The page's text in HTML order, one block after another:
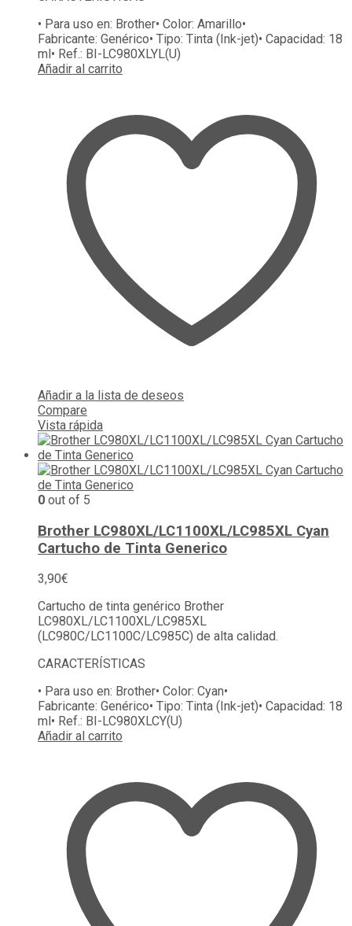
• Para uso en: Brother• Color: Amarillo•
Fabricante: Genérico• Tipo: Tinta (Ink-jet)• Capacidad: 18
ml• Ref.: BI-LC980XLYL(U)
Añadir al carrito
Añadir a la lista de deseos
Compare
Vista rápida
0 out of 5
Brother LC980XL/LC1100XL/LC985XL Cyan
Cartucho de Tinta Generico
3,90€
Cartucho de tinta genérico Brother
LC980XL/LC1100XL/LC985XL
(LC980C/LC1100C/LC985C) de alta calidad.
CARACTERÍSTICAS
• Para uso en: Brother• Color: Cyan•
Fabricante: Genérico• Tipo: Tinta (Ink-jet)• Capacidad: 18
ml • Ref.: BI-LC980XLCY(U)
Añadir al carrito